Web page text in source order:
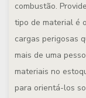
combustão.
tipo de material é
cargas perigosas
mais de uma
materiais no
para orientá-los